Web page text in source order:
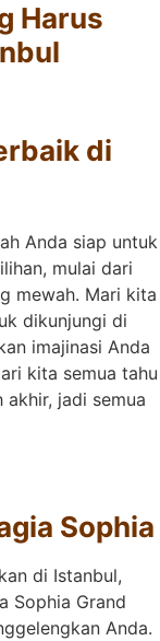
Harus
di
Anda siap untuk
mulai dari
mewah. Mari kita
dikunjungi di
imajinasi Anda
kita semua tahu
jadi semua
Sophia
di Istanbul,
Sophia Grand
Anda.